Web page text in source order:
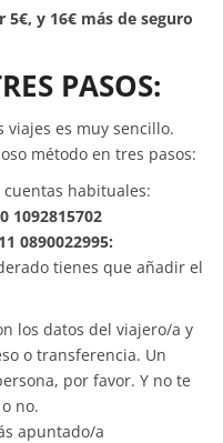
y 16€ más de seguro
PASOS:
es muy sencillo.
método en tres pasos:
cuentas habituales:
1092815702
0890022995:
tienes que añadir el
los datos del viajero/a y
o transferencia. Un
por favor. Y no te
no.
apuntado/a